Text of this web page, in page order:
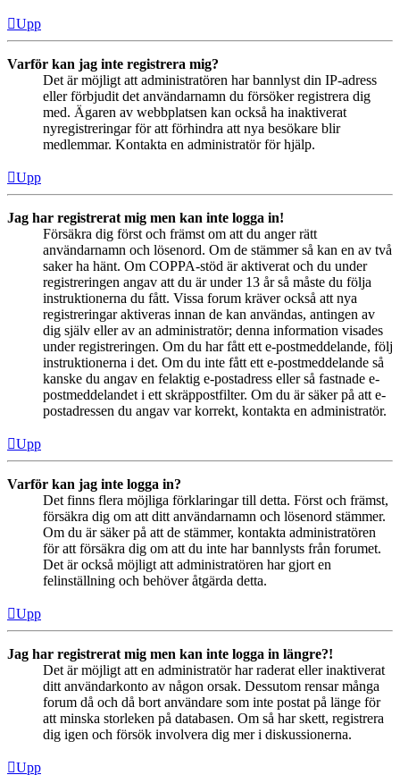
Upp
Varför kan jag inte registrera mig?
Det är möjligt att administratören har bannlyst din IP-adress
eller förbjudit det användarnamn du försöker registrera dig
med. Ägaren av webbplatsen kan också ha inaktiverat
nyregistreringar för att förhindra att nya besökare blir
medlemmar. Kontakta en administratör för hjälp.
Upp
Jag har registrerat mig men kan inte logga in!
Försäkra dig först och främst om att du anger rätt
användarnamn och lösenord. Om de stämmer så kan en av två
saker ha hänt. Om COPPA-stöd är aktiverat och du under
registreringen angav att du är under 13 år så måste du följa
instruktionerna du fått. Vissa forum kräver också att nya
registreringar aktiveras innan de kan användas, antingen av
dig själv eller av an administratör; denna information visades
under registreringen. Om du har fått ett e-postmeddelande, följ
instruktionerna i det. Om du inte fått ett e-postmeddelande så
kanske du angav en felaktig e-postadress eller så fastnade e-
postmeddelandet i ett skräppostfilter. Om du är säker på att e-
postadressen du angav var korrekt, kontakta en administratör.
Upp
Varför kan jag inte logga in?
Det finns flera möjliga förklaringar till detta. Först och främst,
försäkra dig om att ditt användarnamn och lösenord stämmer.
Om du är säker på att de stämmer, kontakta administratören
för att försäkra dig om att du inte har bannlysts från forumet.
Det är också möjligt att administratören har gjort en
felinställning och behöver åtgärda detta.
Upp
Jag har registrerat mig men kan inte logga in längre?!
Det är möjligt att en administratör har raderat eller inaktiverat
ditt användarkonto av någon orsak. Dessutom rensar många
forum då och då bort användare som inte postat på länge för
att minska storleken på databasen. Om så har skett, registrera
dig igen och försök involvera dig mer i diskussionerna.
Upp